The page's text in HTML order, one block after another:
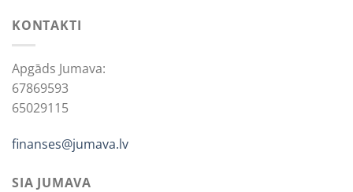
KONTAKTI
Apgāds Jumava:
67869593
65029115
finanses@jumava.lv
SIA JUMAVA